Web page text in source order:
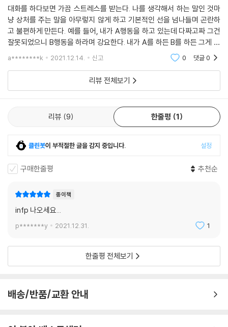
대화를 하다보면 가끔 스트레스를 받는다. 나를 생각해서 하는 말인 것마
냥 상처를 주는 말을 아무렇지 않게 하고 기본적인 선을 넘나들며 곤란하
고 불편하게 만든다. 예를 들어, 내가 A행동을 하고 있는데 다짜고짜 그건
잘못되었으니 B행동을 하라며 강요한다. 내가 A를 하든 B를 하든 그게 도
대체 무슨 상관인가? 그 행동이 상대방을 힘들게 한다면 나 또한 바꿔야겠
a********k 2021.12.14. 신고 0 댓글0
리뷰 전체보기
리뷰 9 한줄평 1
클린봇이 부적절한 글을 감지 중입니다. 설정
구매한줄평 추천순
종이책
infp 나오세요...
p*******y 2021.12.31. 1
한줄평 전체보기
배송/반품/교환 안내